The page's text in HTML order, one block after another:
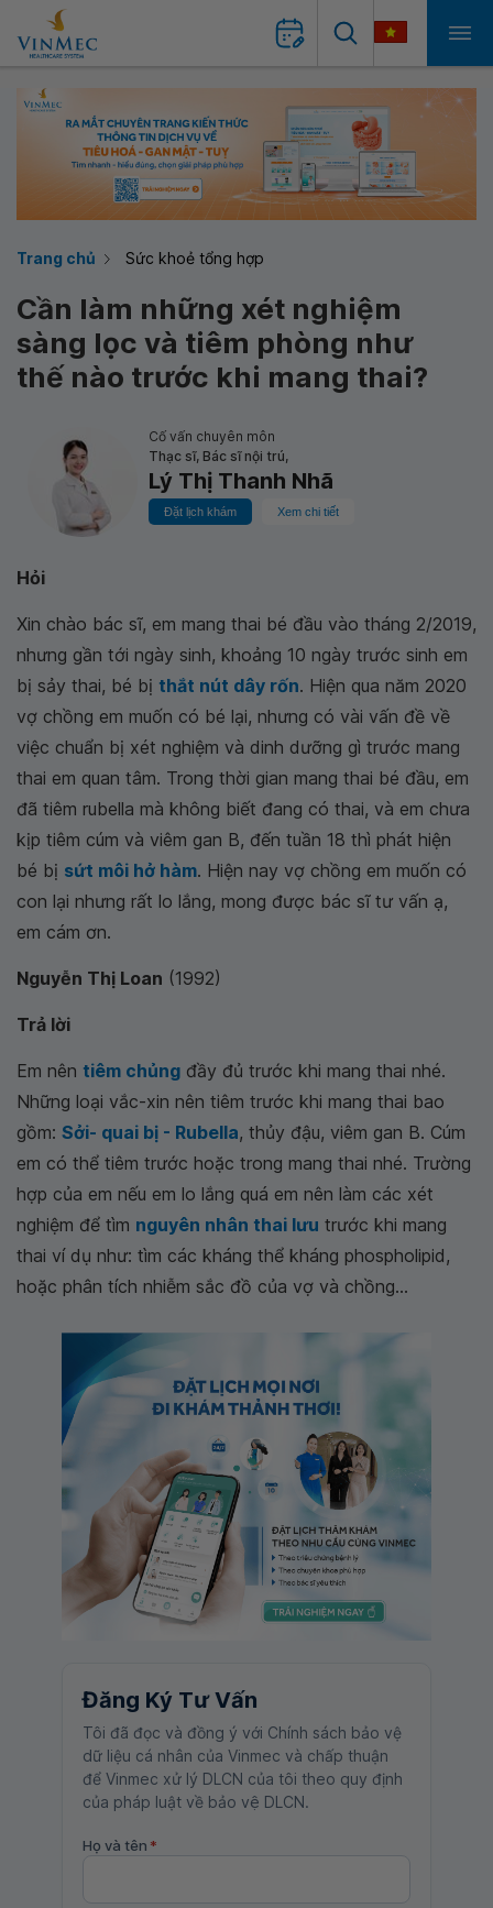
Trang chủ Sức khoẻ tổng hợp
Cần làm những xét nghiệm
sàng lọc và tiêm phòng như
thế nào trước khi mang thai?
Cố vấn chuyên môn
Thạc sĩ, Bác sĩ nội trú,
Lý Thị Thanh Nhã
Đặt lịch khám Xem chi tiết
Hỏi
Xin chào bác sĩ, em mang thai bé đầu vào tháng 2/2019,
nhưng gần tới ngày sinh, khoảng 10 ngày trước sinh em
bị sảy thai, bé bị thắt nút dây rốn. Hiện qua năm 2020
vợ chồng em muốn có bé lại, nhưng có vài vấn đề về
việc chuẩn bị xét nghiệm và dinh dưỡng gì trước mang
thai em quan tâm. Trong thời gian mang thai bé đầu, em
đã tiêm rubella mà không biết đang có thai, và em chưa
kịp tiêm cúm và viêm gan B, đến tuần 18 thì phát hiện
bé bị sứt môi hở hàm. Hiện nay vợ chồng em muốn có
con lại nhưng rất lo lắng, mong được bác sĩ tư vấn ạ,
em cám ơn.
Nguyễn Thị Loan (1992)
Trả lời
Em nên tiêm chủng đầy đủ trước khi mang thai nhé.
Những loại vắc-xin nên tiêm trước khi mang thai bao
gồm: Sởi- quai bị - Rubella, thủy đậu, viêm gan B. Cúm
em có thể tiêm trước hoặc trong mang thai nhé. Trường
hợp của em nếu em lo lắng quá em nên làm các xét
nghiệm để tìm nguyên nhân thai lưu trước khi mang
thai ví dụ như: tìm các kháng thể kháng phospholipid,
hoặc phân tích nhiễm sắc đồ của vợ và chồng...
Đăng Ký Tư Vấn
Tôi đã đọc và đồng ý với Chính sách bảo vệ
dữ liệu cá nhân của Vinmec và chấp thuận
để Vinmec xử lý DLCN của tôi theo quy định
của pháp luật về bảo vệ DLCN.
Họ và tên *